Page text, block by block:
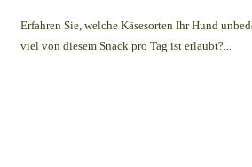
Erfahren Sie, welche Käsesorten Ihr Hund
viel von diesem Snack pro Tag ist erlaubt?...